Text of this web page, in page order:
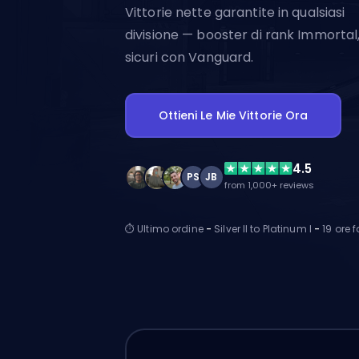
Vittorie nette garantite in qualsiasi
divisione — booster di rank
sicuri con Vanguard.
Ottieni Le Mie Vittorie Ora
PS JB 4.5
from 1,000+ reviews
⏱ Ultimo ordine - Silver II to Platinum I - 19 ore